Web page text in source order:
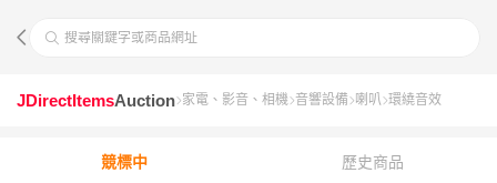
搜尋關鍵字或商品網址
JDirectItemsAuction 家電、影音、相機 音響設備 喇叭 環繞音效
競標中 歷史商品